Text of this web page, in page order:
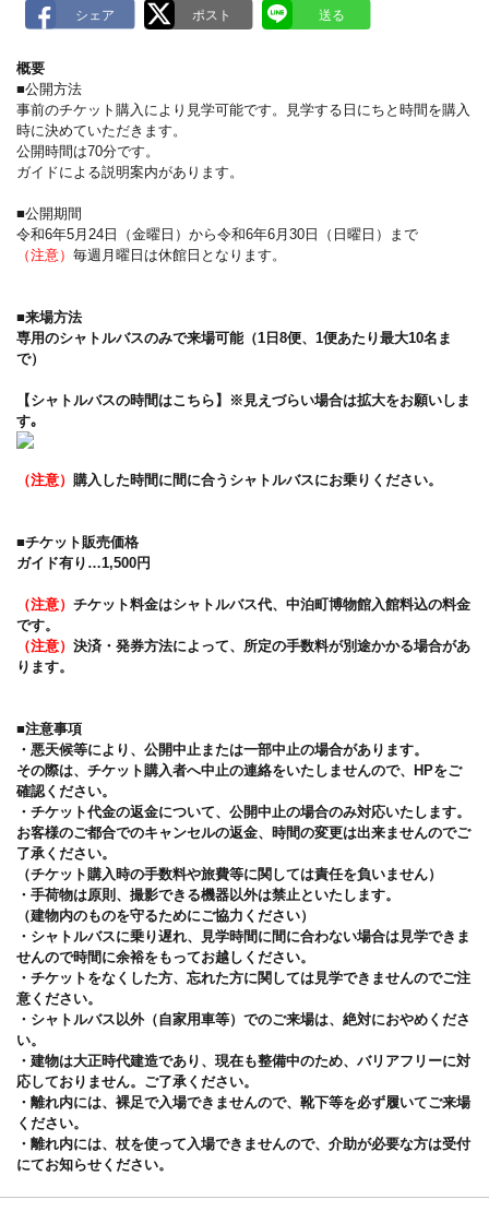
概要
■公開方法
事前のチケット購入により見学可能です。見学する日にちと時間を購入
時に決めていただきます。
公開時間は70分です。
ガイドによる説明案内があります。
■公開期間
令和6年5月24日（金曜日）から令和6年6月30日（日曜日）まで
（注意） 毎週月曜日は休館日となります。
■来場方法
専用のシャトルバスのみで来場可能（1日8便、1便あたり最大10名ま
で）
【シャトルバスの時間はこちら】※見えづらい場合は拡大をお願いしま
す｡
（注意） 購入した時間に間に合うシャトルバスにお乗りください。
■チケット販売価格
ガイド有り…1,500円
（注意） チケット料金はシャトルバス代、中泊町博物館入館料込の料金
です。
（注意） 決済・発券方法によって、所定の手数料が別途かかる場合があ
ります。
■注意事項
・悪天候等により、公開中止または一部中止の場合があります。
その際は、チケット購入者へ中止の連絡をいたしませんので、HPをご
確認ください。
・チケット代金の返金について、公開中止の場合のみ対応いたします。
お客様のご都合でのキャンセルの返金、時間の変更は出来ませんのでご
了承ください。
（チケット購入時の手数料や旅費等に関しては責任を負いません）
・手荷物は原則、撮影できる機器以外は禁止といたします。
（建物内のものを守るためにご協力ください）
・シャトルバスに乗り遅れ、見学時間に間に合わない場合は見学できま
せんので時間に余裕をもってお越しください。
・チケットをなくした方、忘れた方に関しては見学できませんのでご注
意ください。
・シャトルバス以外（自家用車等）でのご来場は、絶対におやめくださ
い。
・建物は大正時代建造であり、現在も整備中のため、バリアフリーに対
応しておりません。ご了承ください。
・離れ内には、裸足で入場できませんので、靴下等を必ず履いてご来場
ください。
・離れ内には、杖を使って入場できませんので、介助が必要な方は受付
にてお知らせください。